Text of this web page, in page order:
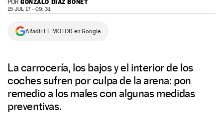
NEWSLETTER
POR GONZALO DIAZ BONET
15 JUL 17 - 09: 31
Añadir EL MOTOR en Google
La carrocería, los bajos y el interior de los
coches sufren por culpa de la arena: pon
remedio a los males con algunas medidas
preventivas.